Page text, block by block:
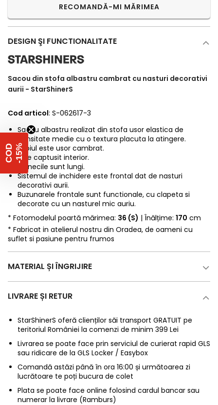
RECOMANDĂ-MI MĂRIMEA
DESIGN ŞI FUNCTIONALITATE
Sacou din stofa albastru cambrat cu nasturi decorativi
aurii - StarShinerS
Cod articol: S-062617-3
Sacou albastru realizat din stofa usor elastica de
densitate medie cu o textura placuta la atingere.
Croiul este usor cambrat.
Este captusit interior.
Manecile sunt lungi.
Sistemul de inchidere este frontal dat de nasturi
decorativi aurii.
Buzunarele frontale sunt functionale, cu clapeta si
decorate cu un nasturel mic auriu.
* Fotomodelul poartă mărimea: 36 (S) | Înălțime: 170 cm
* Fabricat in atelierul nostru din Oradea, de oameni cu
suflet si pasiune pentru frumos
MATERIAL ȘI ÎNGRIJIRE
LIVRARE ȘI RETUR
StarShinerS oferă clienților săi transport GRATUIT pe
teritoriul României la comenzi de minim 399 Lei
Livrarea se poate face prin serviciul de curierat rapid GLS
sau ridicare de la GLS Locker / Easybox
Comandă astăzi până în ora 16:00 și următoarea zi
lucrătoare te poți bucura de colet
Plata se poate face online folosind cardul bancar sau
numerar la livrare (Ramburs)
C
O
D
-
1
5 %